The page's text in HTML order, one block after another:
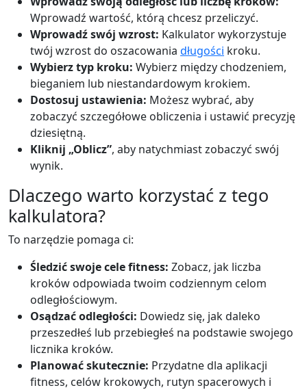
Wprowadź wartość, którą chcesz przeliczyć.
Wprowadź swój wzrost: Kalkulator wykorzystuje
twój wzrost do oszacowania długości kroku.
Wybierz typ kroku: Wybierz między chodzeniem,
bieganiem lub niestandardowym krokiem.
Dostosuj ustawienia: Możesz wybrać, aby
zobaczyć szczegółowe obliczenia i ustawić precyzję
dziesiętną.
Kliknij „Oblicz”, aby natychmiast zobaczyć swój
wynik.
Dlaczego warto korzystać z tego
kalkulatora?
To narzędzie pomaga ci:
Śledzić swoje cele fitness: Zobacz, jak liczba
kroków odpowiada twoim codziennym celom
odległościowym.
Osądzać odległości: Dowiedz się, jak daleko
przeszedłeś lub przebiegłeś na podstawie swojego
licznika kroków.
Planować skutecznie: Przydatne dla aplikacji
fitness, celów krokowych, rutyn spacerowych i